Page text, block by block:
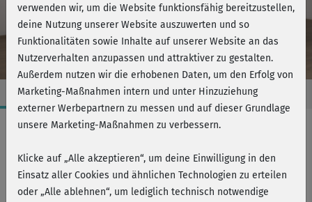
Fatburner/Bodyshaping
ABNEHMEN MIT NINA & EWI
verwenden wir, um die Website funktionsfähig bereitzustellen,
deine Nutzung unserer Website auszuwerten und so
Funktionalitäten sowie Inhalte auf unserer Website an das
Nutzerverhalten anzupassen und attraktiver zu gestalten.
Außerdem nutzen wir die erhobenen Daten, um den Erfolg von
Marketing-Maßnahmen intern und unter Hinzuziehung
externer Werbepartnern zu messen und auf dieser Grundlage
unsere Marketing-Maßnahmen zu verbessern.
Klicke auf „Alle akzeptieren“, um deine Einwilligung in den
Einsatz aller Cookies und ähnlichen Technologien zu erteilen
oder „Alle ablehnen“, um lediglich technisch notwendige